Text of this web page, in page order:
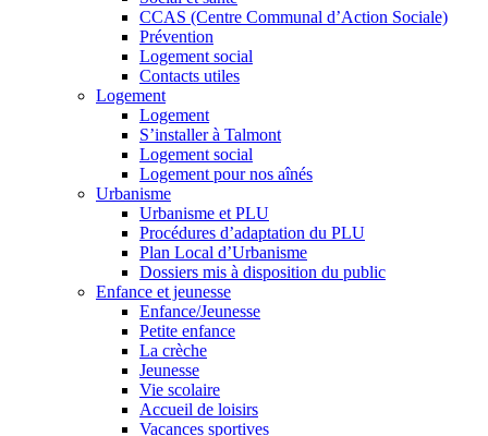
CCAS (Centre Communal d’Action Sociale)
Prévention
Logement social
Contacts utiles
Logement
Logement
S’installer à Talmont
Logement social
Logement pour nos aînés
Urbanisme
Urbanisme et PLU
Procédures d’adaptation du PLU
Plan Local d’Urbanisme
Dossiers mis à disposition du public
Enfance et jeunesse
Enfance/Jeunesse
Petite enfance
La crèche
Jeunesse
Vie scolaire
Accueil de loisirs
Vacances sportives